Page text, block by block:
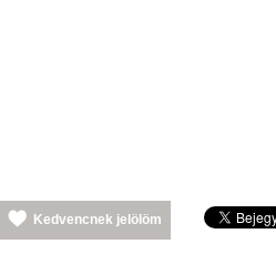
Kedvencnek jelölöm